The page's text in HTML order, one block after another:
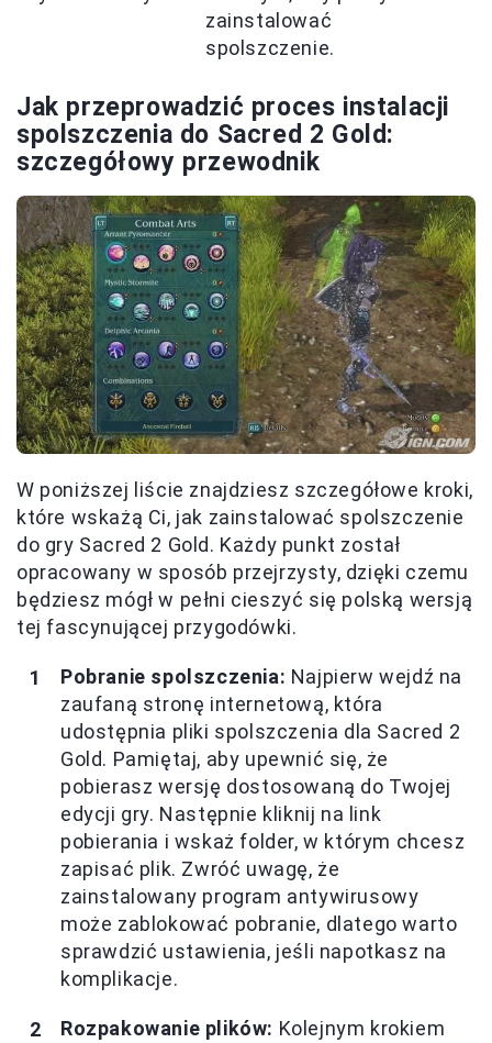
zainstalować
spolszczenie.
Jak przeprowadzić proces instalacji
spolszczenia do Sacred 2 Gold:
szczegółowy przewodnik
W poniższej liście znajdziesz szczegółowe kroki,
które wskażą Ci, jak zainstalować spolszczenie
do gry Sacred 2 Gold. Każdy punkt został
opracowany w sposób przejrzysty, dzięki czemu
będziesz mógł w pełni cieszyć się polską wersją
tej fascynującej przygodówki.
Pobranie spolszczenia: Najpierw wejdź na
zaufaną stronę internetową, która
udostępnia pliki spolszczenia dla Sacred 2
Gold. Pamiętaj, aby upewnić się, że
pobierasz wersję dostosowaną do Twojej
edycji gry. Następnie kliknij na link
pobierania i wskaż folder, w którym chcesz
zapisać plik. Zwróć uwagę, że
zainstalowany program antywirusowy
może zablokować pobranie, dlatego warto
sprawdzić ustawienia, jeśli napotkasz na
komplikacje.
Rozpakowanie plików: Kolejnym krokiem